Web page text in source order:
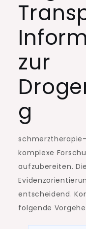
zur
g
komplexe
aufzubereiten.
entscheidend.
folgende